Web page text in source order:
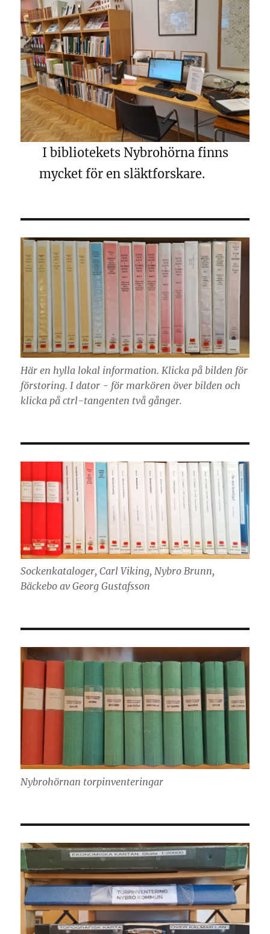
I bibliotekets Nybrohörna finns
mycket för en släktforskare.
Här en hylla lokal information. Klicka på bilden för
förstoring. I dator - för markören över bilden och
klicka på ctrl-tangenten två gånger.
Sockenkataloger, Carl Viking, Nybro Brunn,
Bäckebo av Georg Gustafsson
Nybrohörnan torpinventeringar